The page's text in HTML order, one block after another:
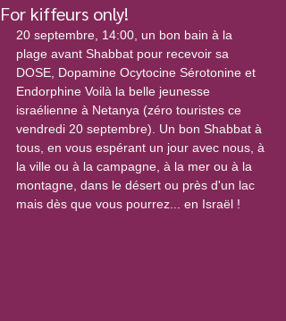
For kiffeurs only!
20 septembre, 14:00, un bon bain à la
plage avant Shabbat pour recevoir sa
DOSE, Dopamine Ocytocine Sérotonine et
Endorphine Voilà la belle jeunesse
israélienne à Netanya (zéro touristes ce
vendredi 20 septembre). Un bon Shabbat à
tous, en vous espérant un jour avec nous, à
la ville ou à la campagne, à la mer ou à la
montagne, dans le désert ou près d'un lac
mais dès que vous pourrez... en Israël !